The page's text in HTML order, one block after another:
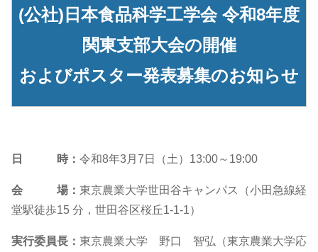
(公社)日本食品科学工学会 令和8年度
関東支部大会の開催
およびポスター発表募集のお知らせ
日 時： 令和8年3月7日（土）13:00～19:00
会 場： 東京農業大学世田谷キャンパス（小田急線経
堂駅徒歩15 分，世田谷区桜丘1-1-1）
実行委員長： 東京農業大学 野口 智弘（東京農業大学応